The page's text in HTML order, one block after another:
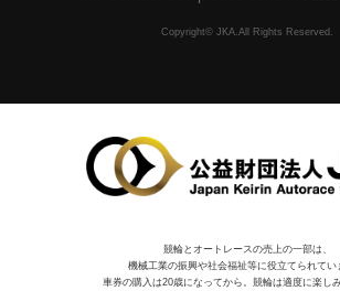
Copyright© JKA.All Rights Reserved.
競輪とオートレースの売上の一部は、
機械⼯業の振興や社会福祉等に役⽴てられてい
車券の購入は20歳になってから。競輪は適度に楽しみ